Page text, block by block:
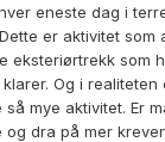
eneste dag i
er aktivitet som
eksteriørtrekk som
Og i
mye aktivitet. Er
og dra på mer